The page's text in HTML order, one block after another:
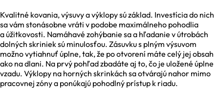
Kvalitné kovania, výsuvy a výklopy sú základ. Investícia do nich
sa vám stonásobne vráti v podobe maximálneho pohodlia
a úžitkovosti. Namáhavé zohýbanie sa a hľadanie v útrobách
dolných skriniek sú minulosťou. Zásuvku s plným výsuvom
možno vytiahnuť úplne, tak, že po otvorení máte celý jej obsah
ako na dlani. Na prvý pohľad zbadáte aj to, čo je uložené úplne
vzadu. Výklopy na horných skrinkách sa otvárajú nahor mimo
pracovnej zóny a ponúkajú pohodlný prístup k riadu.